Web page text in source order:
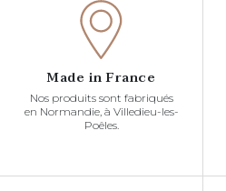
Made in France
Nos produits sont fabriqués
en Normandie, à Villedieu-les-
Poêles.